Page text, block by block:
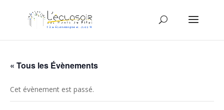
« Tous les Évènements
Cet évènement est passé.